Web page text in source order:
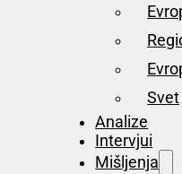
Svet
Analize
Intervjui
Mišljenja